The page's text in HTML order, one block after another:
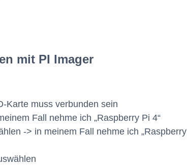
mit PI Imager
Karte muss verbunden sein
Fall nehme ich „Raspberry Pi 4“
-> in meinem Fall nehme ich „Raspberry